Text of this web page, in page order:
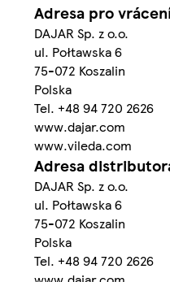
Adresa pro
DAJAR Sp. z o.o.
ul. Połtawska 6
75-072 Koszalin
Polska
Tel. +48 94 720 2626
www.dajar.com
www.vileda.com
Adresa
DAJAR Sp. z o.o.
ul. Połtawska 6
75-072 Koszalin
Polska
Tel. +48 94 720 2626